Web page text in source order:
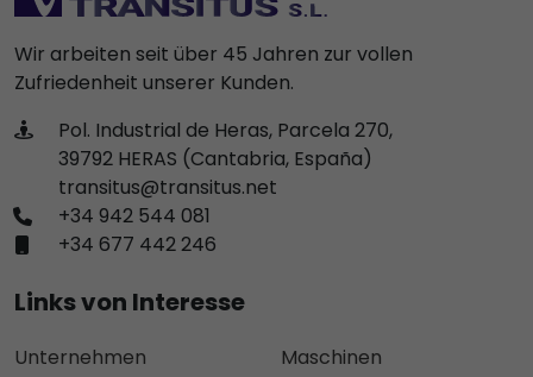
Wir arbeiten seit über 45 Jahren zur vollen
Zufriedenheit unserer Kunden.
Pol. Industrial de Heras, Parcela 270,
39792 HERAS (Cantabria, España)
transitus@transitus.net
+34 942 544 081
+34 677 442 246
Links von Interesse
Unternehmen
Maschinen